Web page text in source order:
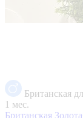
Британская
1 мес.
Британская